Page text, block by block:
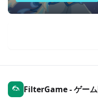
FilterGame - ゲー